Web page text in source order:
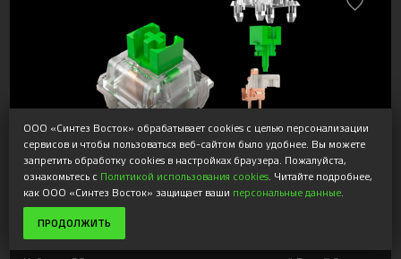
Razer Mechanical Switches Pack - Green Clicky
Switch
ООО «Синтез Восток» обрабатывает cookies с целью персонализации
сервисов и чтобы пользоваться веб-сайтом было удобнее. Вы можете
запретить обработку cookies в настройках браузера. Пожалуйста,
ознакомьтесь с Политикой использования cookies . Читайте подробнее,
как ООО «Синтез Восток» защищает ваши персональные данные
ПРОДОЛЖИТЬ